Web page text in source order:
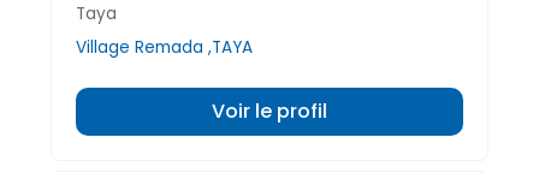
Taya
Village Remada ,TAYA
Voir le profil